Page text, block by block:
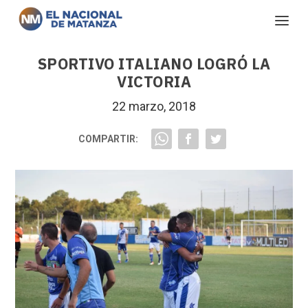
SPORTIVO ITALIANO LOGRÓ LA
VICTORIA
22 marzo, 2018
COMPARTIR: